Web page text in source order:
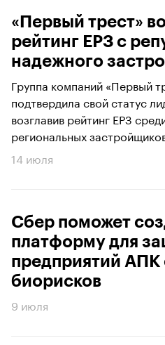
«Первый трест»
рейтинг ЕРЗ с
надежного
Группа компаний «Первый
подтвердила свой статус
возглавив рейтинг ЕРЗ
региональных
14 июля
Сбер поможет
платформу для
предприятий АПК
биорисков
9 июля